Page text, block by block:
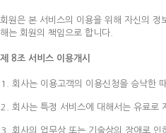
회원은 본 서비스의 이용을 위해 자신의 정
해는 회원의 책임으로 합니다.
제 8조 서비스 이용개시
회사는 이용고객의 이용신청을 승낙한
회사는 특정 서비스에 대해서는 유료로
회사의 업무상 또는 기술상의 장애로